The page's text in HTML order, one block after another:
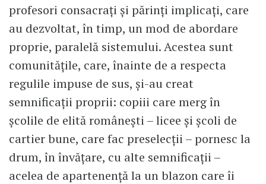
profesori consacrați și părinți implicați, care
au dezvoltat, în timp, un mod de abordare
proprie, paralelă sistemului. Acestea sunt
comunitățile, care, înainte de a respecta
regulile impuse de sus, și-au creat
semnificații proprii: copiii care merg în
școlile de elită românești – licee și școli de
cartier bune, care fac preselecții – pornesc la
drum, în învățare, cu alte semnificații –
acelea de apartenență la un blazon care îi